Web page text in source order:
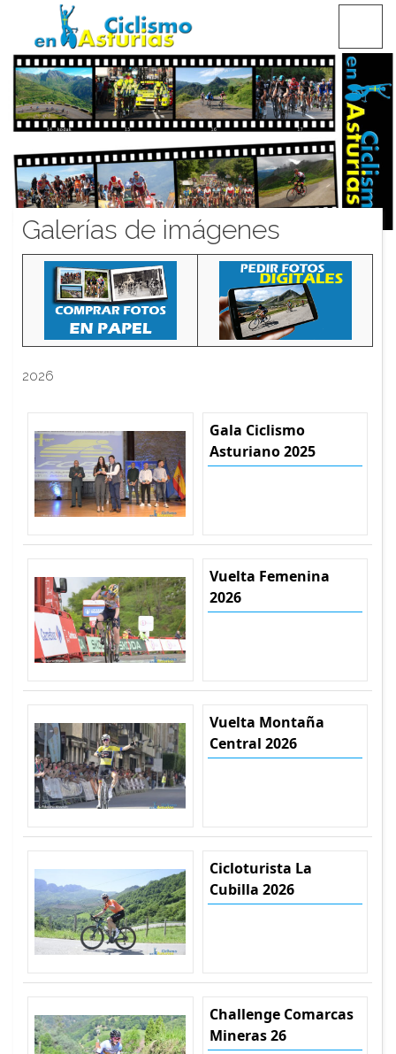
CICLISMO EN ASTURIAS
Galerías de imágenes
2026
Gala Ciclismo
Asturiano 2025
Vuelta Femenina
2026
Vuelta Montaña
Central 2026
Cicloturista La
Cubilla 2026
Challenge Comarcas
Mineras 26